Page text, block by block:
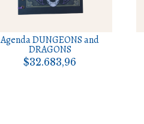
Agenda DUNGEONS and
DRAGONS
$32.683,96